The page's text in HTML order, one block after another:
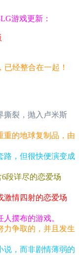
游戏更新：
已经整合在一起！
撕裂，抛入卢米斯
的地球复制品，由
路，但很快便演变成
段详尽的恋爱场
激情四射的恋爱场
摆布的游戏。
力争取的，并且发生
说，而非剧情薄弱的